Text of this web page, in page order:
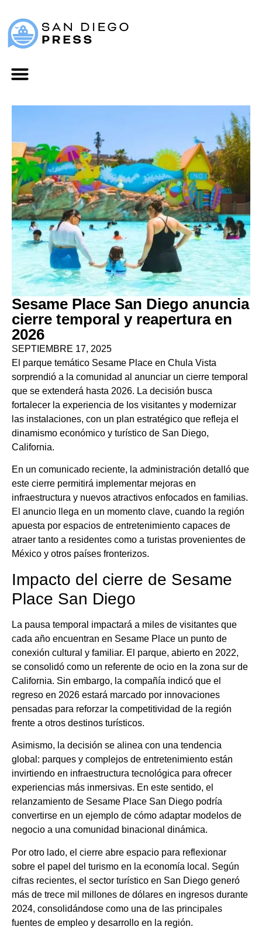
Sesame Place San Diego anuncia
cierre temporal y reapertura en
2026
SEPTIEMBRE 17, 2025
El parque temático Sesame Place en Chula Vista
sorprendió a la comunidad al anunciar un cierre temporal
que se extenderá hasta 2026. La decisión busca
fortalecer la experiencia de los visitantes y modernizar
las instalaciones, con un plan estratégico que refleja el
dinamismo económico y turístico de San Diego,
California.
En un comunicado reciente, la administración detalló que
este cierre permitirá implementar mejoras en
infraestructura y nuevos atractivos enfocados en familias.
El anuncio llega en un momento clave, cuando la región
apuesta por espacios de entretenimiento capaces de
atraer tanto a residentes como a turistas provenientes de
México y otros países fronterizos.
Impacto del cierre de Sesame
Place San Diego
La pausa temporal impactará a miles de visitantes que
cada año encuentran en Sesame Place un punto de
conexión cultural y familiar. El parque, abierto en 2022,
se consolidó como un referente de ocio en la zona sur de
California. Sin embargo, la compañía indicó que el
regreso en 2026 estará marcado por innovaciones
pensadas para reforzar la competitividad de la región
frente a otros destinos turísticos.
Asimismo, la decisión se alinea con una tendencia
global: parques y complejos de entretenimiento están
invirtiendo en infraestructura tecnológica para ofrecer
experiencias más inmersivas. En este sentido, el
relanzamiento de Sesame Place San Diego podría
convertirse en un ejemplo de cómo adaptar modelos de
negocio a una comunidad binacional dinámica.
Por otro lado, el cierre abre espacio para reflexionar
sobre el papel del turismo en la economía local. Según
cifras recientes, el sector turístico en San Diego generó
más de trece mil millones de dólares en ingresos durante
2024, consolidándose como una de las principales
fuentes de empleo y desarrollo en la región.